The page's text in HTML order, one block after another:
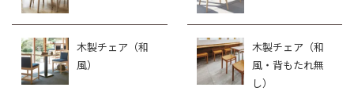
木製チェア（和
風）
木製チェア（和
風・背もたれ無
し）